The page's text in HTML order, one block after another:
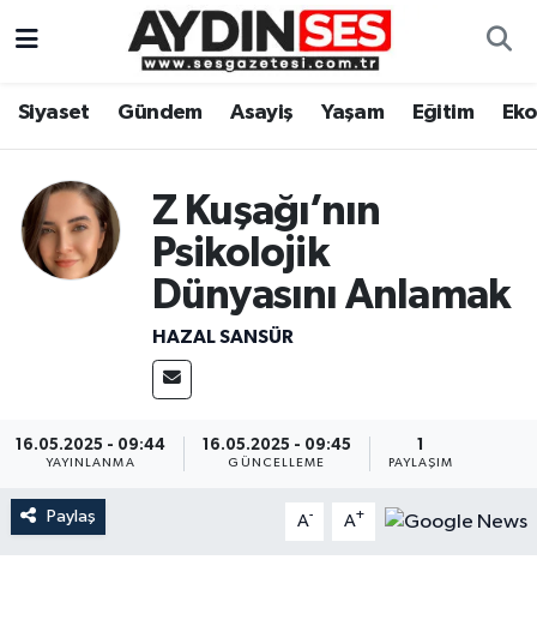
Siyaset Gündem Asayiş Yaşam Eğitim
Z Kuşağı’nın
Psikolojik
Dünyasını Anlamak
HAZAL SANSÜR
16.05.2025 - 09:44
YAYINLANMA
16.05.2025 - 09:45
GÜNCELLEME
1
PAYLAŞIM
Paylaş A- A+
Gündem
Siyaset
Ekonomi
Kültür Sanat
Spor
Aydın Hava Durumu
Aydin Namaz Vakitleri
Aydın Trafik Yoğunluk Haritası
Süper Lig Puan Durumu ve Fikstür
Tüm Manşetler
Son Dakika Haberleri
Haber Arşivi